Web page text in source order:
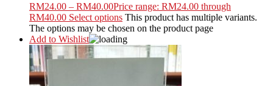
RM24.00 – RM40.00Price range: RM24.00 through
RM40.00 Select options This product has multiple variants.
The options may be chosen on the product page
Add to Wishlist